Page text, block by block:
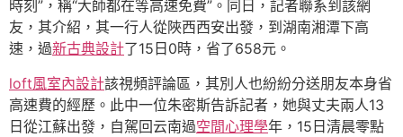
時刻”，稱“大師都在等高速免費”。同日，記者聯系到該網
友，其介紹，其一行人從陜西西安出發，到湖南湘潭下高
速，過新古典設計了15日0時，省了658元。
loft風室內設計該視頻評論區，其別人也紛紛分送朋友本身省
高速費的經歷。此中一位朱密斯告訴記者，她與丈夫兩人13
日從江蘇出發，自駕回云南過空間心理學年，15日清晨零點